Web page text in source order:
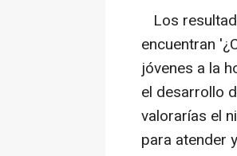
Los
encuentran
jóvenes a la
el desarrollo
valorarías el
para atender